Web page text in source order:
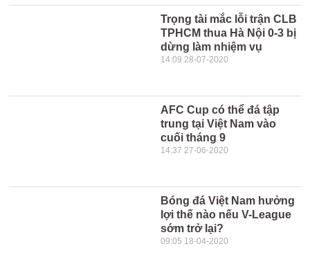
Trọng tài mắc lỗi trận CLB
TPHCM thua Hà Nội 0-3 bị
dừng làm nhiệm vụ
14:09 28-07-2020
AFC Cup có thể đá tập
trung tại Việt Nam vào
cuối tháng 9
14:37 27-06-2020
Bóng đá Việt Nam hưởng
lợi thế nào nếu V-League
sớm trở lại?
09:05 18-04-2020